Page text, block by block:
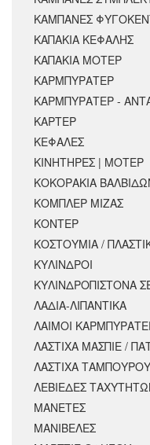
ΚΑΜΠΑΝΕΣ
ΚΑΠΑΚΙΑ ΚΕΦΑΛΗΣ
ΚΑΠΑΚΙΑ ΜΟΤΕΡ
ΚΑΡΜΠΥΡΑΤΕΡ
ΚΑΡΜΠΥΡΑΤΕΡ -
ΚΑΡΤΕΡ
ΚΕΦΑΛΕΣ
ΚΙΝΗΤΗΡΕΣ | ΜΟΤΕΡ
ΚΟΚΟΡΑΚΙΑ
ΚΟΜΠΛΕΡ ΜΙΖΑΣ
ΚΟΝΤΕΡ
ΚΟΣΤΟΥΜΙΑ /
ΚΥΛΙΝΔΡΟΙ
ΚΥΛΙΝΔΡΟΠΙΣΤΟΝΑ
ΛΑΔΙΑ-ΛΙΠΑΝΤΙΚΑ
ΛΑΙΜΟΙ
ΛΑΣΤΙΧΑ ΜΑΣΠΙΕ /
ΛΑΣΤΙΧΑ
ΛΕΒΙΕΔΕΣ
ΜΑΝΕΤΕΣ
ΜΑΝΙΒΕΛΕΣ